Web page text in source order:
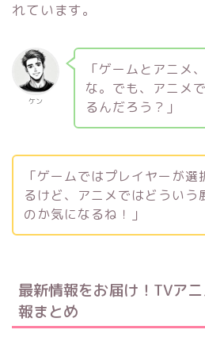
れています。
ケン
「ゲームとアニメ
な。でも、アニメ
るんだろう？」
「ゲームではプレイヤーが選
るけど、アニメではどういう
のか気になるね！」
最新情報をお届け！TVア
報まとめ